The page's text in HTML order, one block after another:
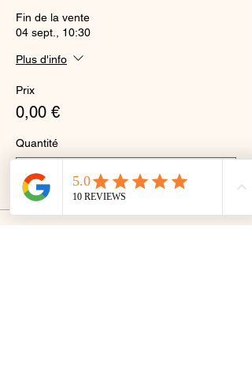
Fin de la vente
04 sept., 10:30
Plus d'info
Prix
0,00 €
Quantité